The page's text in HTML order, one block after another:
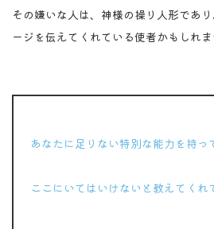
その嫌いな人は、神様の操り人形であ
ージを伝えてくれている使者かもしれま
あなたに足りない特別な能力を持っ
ここにいてはいけないと教えてくれ